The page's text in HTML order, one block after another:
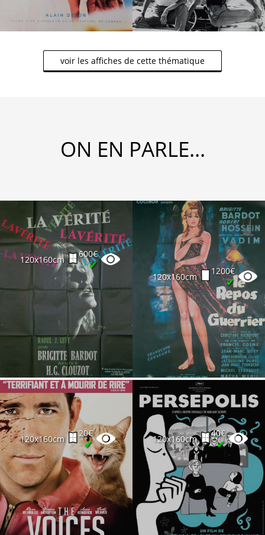
voir les affiches de cette thématique
ON EN PARLE...
120x160cm
600€
✔
120x160cm
1200€
✔
120x160cm
20€
✔ 120x160cm
40€
✔